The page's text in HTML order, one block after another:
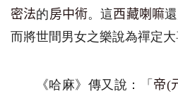
密法的房中術。這西藏喇嘛
而將世間男女之樂說為禪定大
《哈麻》傳又說 ：「 帝(